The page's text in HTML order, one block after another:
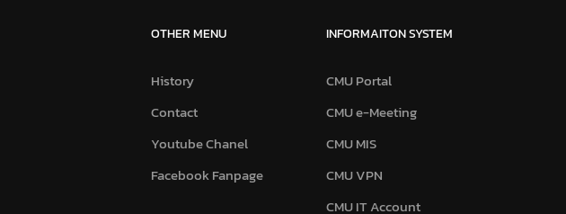
OTHER MENU
History
Contact
Youtube Chanel
Facebook Fanpage
INFORMAITON SYSTEM
CMU Portal
CMU e-Meeting
CMU MIS
CMU VPN
CMU IT Account